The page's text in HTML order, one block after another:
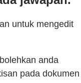
untuk mengedit
anda
pada dokumen